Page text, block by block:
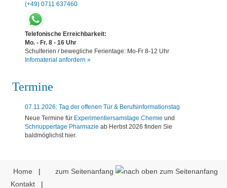
(+49) 0711 637460
Telefonische Erreichbarkeit:
Mo. - Fr. 8 - 16 Uhr
Schulferien / bewegliche Ferientage: Mo-Fr 8-12 Uhr
Infomaterial anfordern »
Termine
07.11.2026: Tag der offenen Tür & Berufsinformationstag
Neue Termine für Experimentiersamstage Chemie und
Schnuppertage Pharmazie ab Herbst 2026 finden Sie
baldmöglichst hier.
zum Seitenanfang
Home
|
Kontakt
|